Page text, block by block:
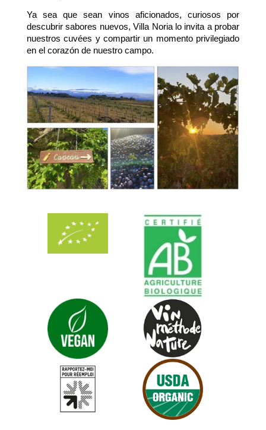
Ya sea que sean vinos aficionados, curiosos por
descubrir sabores nuevos, Villa Noria lo invita a probar
nuestros cuvées y compartir un momento privilegiado
en el corazón de nuestro campo.